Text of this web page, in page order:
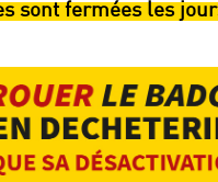
sont fermées les